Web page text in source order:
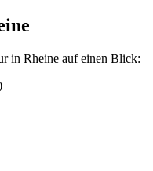
in Rheine auf einen Blick: